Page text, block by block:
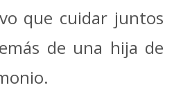
que cuidar juntos
de una hija de